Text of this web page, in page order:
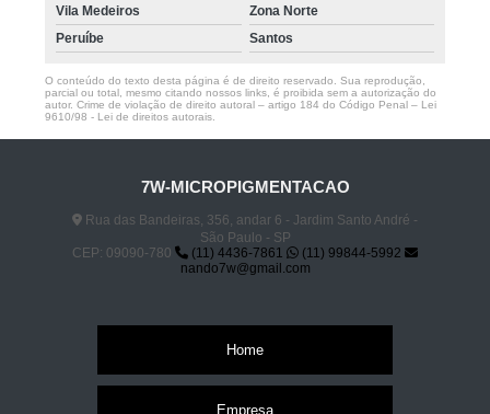
Vila Medeiros
Zona Norte
Peruíbe
Santos
O conteúdo do texto desta página é de direito reservado. Sua reprodução,
parcial ou total, mesmo citando nossos links, é proibida sem a autorização do
autor. Crime de violação de direito autoral – artigo 184 do Código Penal – Lei
9610/98 - Lei de direitos autorais
7W-MICROPIGMENTACAO
Rua das Bandeiras, 356, andar 6 - Jardim Santo André -
São Paulo - SP
CEP: 09090-780
(11) 4436-7861
(11) 99844-5992
nando7w@gmail.com
Home
Empresa